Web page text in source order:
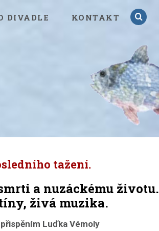
DIVADLE KONTAKT
tažení.
a nuzáckému životu.
živá muzika.
Luďka Vémoly